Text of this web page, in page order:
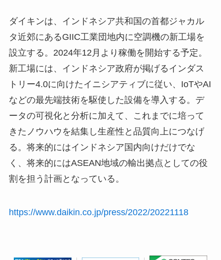
ダイキンは、インドネシア共和国の首都ジャカル
タ近郊にあるGIIC工業団地内に空調機の新工場を
設立する。2024年12月より稼働を開始する予定。
新工場には、インドネシア政府が掲げるインダス
トリー4.0に向けたイニシアティブに従い、IoTやAI
などの最先端技術を駆使した設備を導入する。デ
ータの可視化と分析に加えて、これまでに培って
きたノウハウを結集し生産性と品質向上につなげ
る。将来的にはインドネシア国内向けだけでな
く、将来的にはASEAN地域の輸出拠点としての役
割を担う計画となっている。
https://www.daikin.co.jp/press/2022/20221118